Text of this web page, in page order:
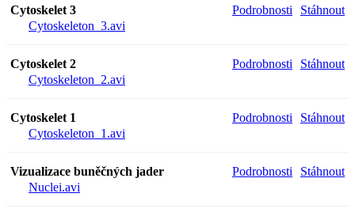
Cytoskelet 3
Cytoskeleton_3.avi
Stáhnout
Podrobnosti
Cytoskelet 2
Cytoskeleton_2.avi
Stáhnout
Podrobnosti
Cytoskelet 1
Cytoskeleton_1.avi
Stáhnout
Podrobnosti
Vizualizace buněčných jader
Nuclei.avi
Stáhnout
Podrobnosti